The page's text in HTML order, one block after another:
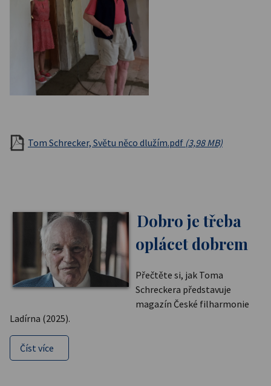
Tom Schrecker, Světu něco dlužím.pdf (3,98 MB)
Dobro je třeba
oplácet dobrem
Přečtěte si, jak Toma
Schreckera představuje
magazín České filharmonie
Ladírna (2025).
Číst více